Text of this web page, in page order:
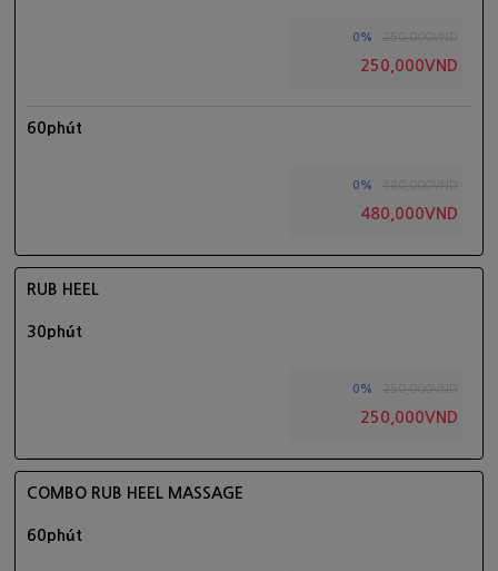
0%
250,000VND
60phút
0%
480,000VND
RUB HEEL
30phút
0%
250,000VND
COMBO RUB HEEL MASSAGE
60phút